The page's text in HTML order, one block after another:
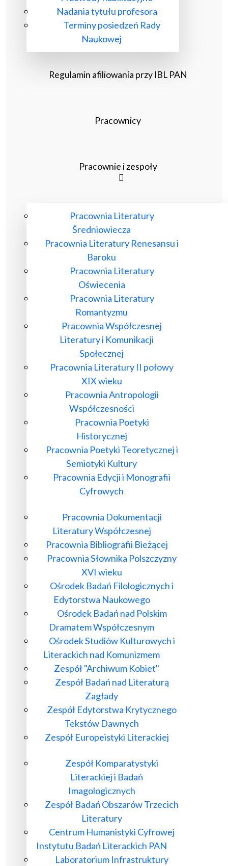
Nadania tytułu profesora
Terminy posiedzeń Rady
Naukowej
Regulamin afiliowania przy IBL PAN
Pracownicy
Pracownie i zespoły
Pracownia Literatury
Średniowiecza
Pracownia Literatury Renesansu i
Baroku
Pracownia Literatury
Oświecenia
Pracownia Literatury
Romantyzmu
Pracownia Współczesnej
Literatury i Komunikacji
Społecznej
Pracownia Literatury II połowy
XIX wieku
Pracownia Antropologii
Współczesności
Pracownia Poetyki
Historycznej
Pracownia Poetyki Teoretycznej i
Semiotyki Kultury
Pracownia Edycji i Monografii
Cyfrowych
Pracownia Dokumentacji
Literatury Współczesnej
Pracownia Bibliografii Bieżącej
Pracownia Słownika Polszczyzny
XVI wieku
Ośrodek Badań Filologicznych i
Edytorstwa Naukowego
Ośrodek Badań nad Polskim
Dramatem Współczesnym
Ośrodek Studiów Kulturowych i
Literackich nad Komunizmem
Zespół "Archiwum Kobiet"
Zespół Badań nad Literaturą
Zagłady
Zespół Edytorstwa Krytycznego
Tekstów Dawnych
Zespół Europeistyki Literackiej
Zespół Komparatystyki
Literackiej i Badań
Imagologicznych
Zespół Badań Obszarów Trzecich
Literatury
Centrum Humanistyki Cyfrowej
Instytutu Badań Literackich PAN
Laboratorium Infrastruktury